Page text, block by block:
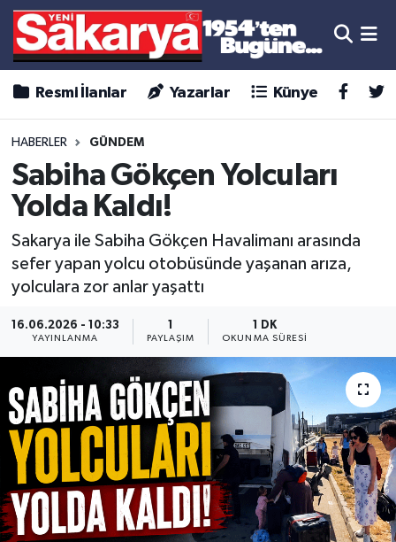
Resmi İlanlar Yazarlar Künye
HABERLER GÜNDEM
Sabiha Gökçen Yolcuları
Yolda Kaldı!
Sakarya ile Sabiha Gökçen Havalimanı arasında
sefer yapan yolcu otobüsünde yaşanan arıza,
yolculara zor anlar yaşattı
16.06.2026 - 10:33
YAYINLANMA PAYLAŞIM
1 DK
OKUNMA SÜRESI